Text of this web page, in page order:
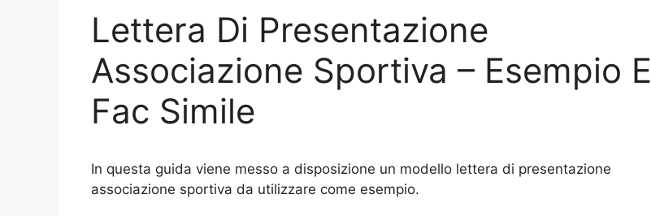
Lettera Di Presentazione
Associazione Sportiva – Esempio E
Fac Simile
In questa guida viene messo a disposizione un modello lettera di presentazione
associazione sportiva da utilizzare come esempio.